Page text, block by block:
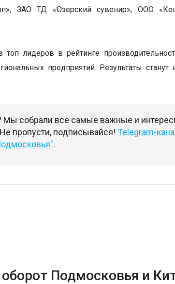
ЗАО ТД «Озерский сувенир», ООО
лидеров в рейтинге
предприятий. Результаты
Мы собрали все самые важные и
пропусти, подписывайся! Telegram-
.
Подмосковья и